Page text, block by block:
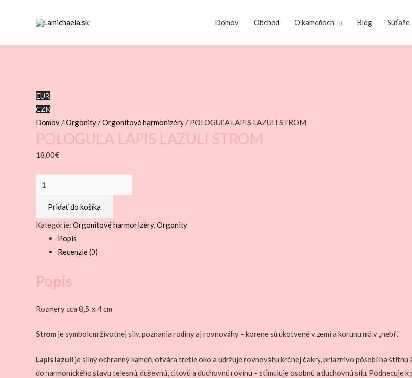
Domov Obchod O kameňoch Blog Súťaže
EUR
CZK
Domov/Orgonity/Orgonitové harmonizéry/ POLOGUĽA LAPIS LAZULI STROM
POLOGUĽA LAPIS LAZULI STROM
18,00€
množstvo
POLOGUĽA
LAPIS
LAZULI
STROM
Pridať do košíka
Kategórie: Orgonitové harmonizéry,Orgonity
Popis
Recenzie (0)
Popis
Rozmery cca 8,5 x 4 cm
Strom je symbolom životnej sily, poznania rodiny aj rovnováhy – korene sú ukotvené v zemi a korunu má v „nebi”.
Lapis lazuli je silný ochranný kameň, otvára tretie oko a udržuje rovnováhu krčnej čakry, priaznivo pôsobí na
do harmonického stavu telesnú, duševnú, citovú a duchovnú rovinu – stimuluje osobnú a duchovnú silu.